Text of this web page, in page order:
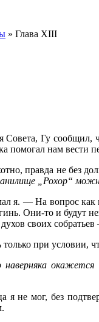
» Глава XIII
Совета, Гу
помогал нам вести
правда не без
„Рохор“
я. — На вопрос как
Они-то и будут
своих
при условии,
окажется
я не мог, без